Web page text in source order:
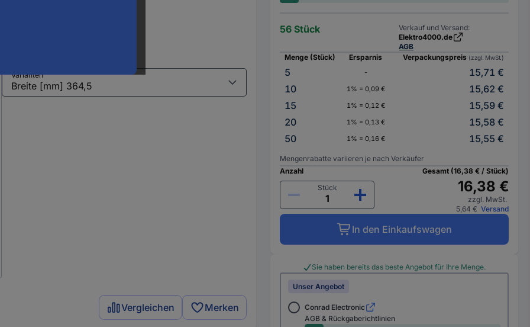
Varianten
Vergleichen Merken
56 Stück
Verkauf und Versand:
Elektro4000.de
AGB
Menge (Stück)
Ersparnis Verpackungspreis (zzgl. MwSt.)
5 -
15,71 €
10
1% = 0,09 €
15,62 €
15
1% = 0,12 €
15,59 €
20
1% = 0,13 €
15,58 €
50
1% = 0,16 € 15,55 €
Mengenrabatte variieren je nach Verkäufer
Anzahl
Stück
Gesamt (16,38 € / Stück)
16,38 €
zzgl. MwSt.
5,64 € Versand
In den Einkaufswagen
Sie haben bereits das beste Angebot für Ihre Menge.
Unser Angebot
Conrad Electronic
AGB & Rückgaberichtlinien